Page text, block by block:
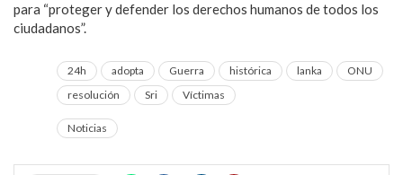
para “proteger y defender los derechos humanos de todos los
ciudadanos”.
24h adopta Guerra histórica lanka
ONU
resolución
Sri Víctimas
Noticias